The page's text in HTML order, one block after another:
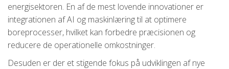
energisektoren. En af de mest lovende innovationer er
integrationen af AI og maskinlæring til at optimere
boreprocesser, hvilket kan forbedre præcisionen og
reducere de operationelle omkostninger.
Desuden er der et stigende fokus på udviklingen af nye